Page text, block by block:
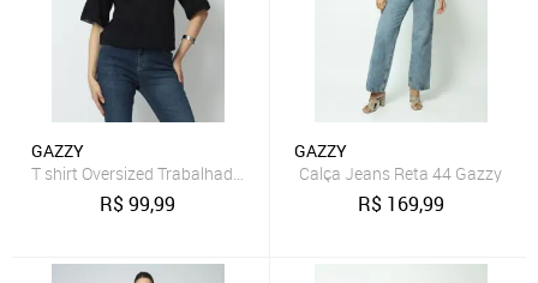
GAZZY
T shirt Oversized Trabalhada Preto P Gazzy
R$99,99
GAZZY
Calça Jeans Reta 44 Gazzy
R$ 169,99